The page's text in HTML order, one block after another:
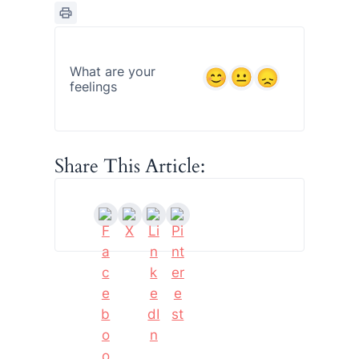
What are your
feelings
Share This Article: